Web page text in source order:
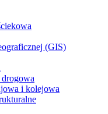
(GIS)
i kolejowa